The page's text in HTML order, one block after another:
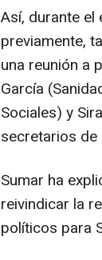
Así, durante
previamente,
una reunión a
García
Sociales) y
secretarios
Sumar ha
reivindicar la
políticos para